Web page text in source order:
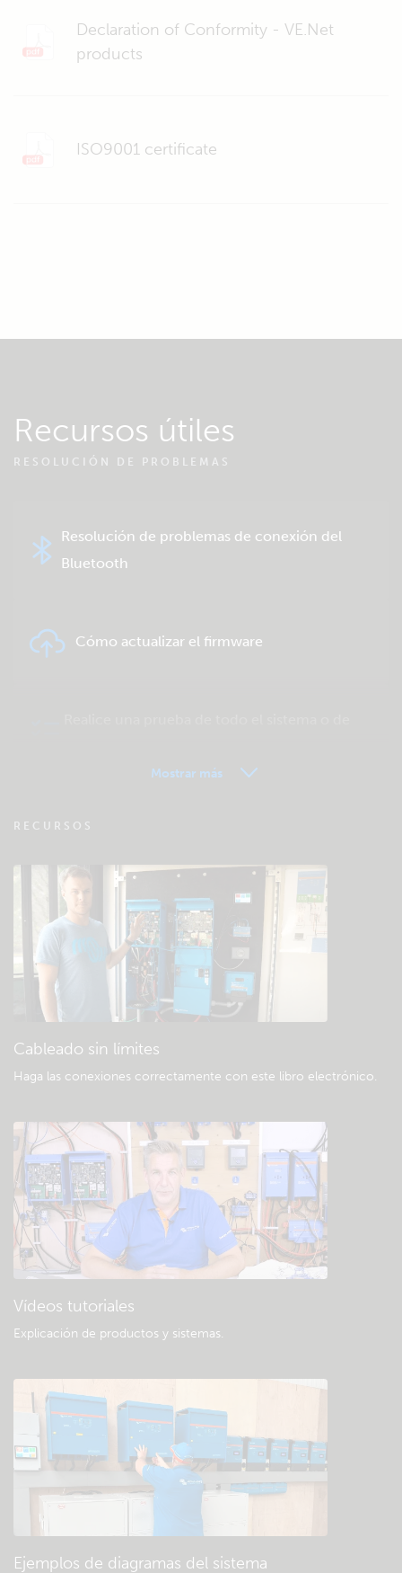
Declaration of Conformity - VE.Net
products
ISO9001 certificate
Recursos útiles
RESOLUCIÓN DE PROBLEMAS
Resolución de problemas de conexión del
Bluetooth
Cómo actualizar el firmware
VRM - Preguntas frecuentes sobre
Consulte la base de conocimientos de la
comunidad
Descargas generales y documentación
Mostrar más
RECURSOS
Cableado sin límites
Haga las conexiones correctamente con este libro electrónico.
Vídeos tutoriales
Explicación de productos y sistemas.
Ejemplos de diagramas del sistema